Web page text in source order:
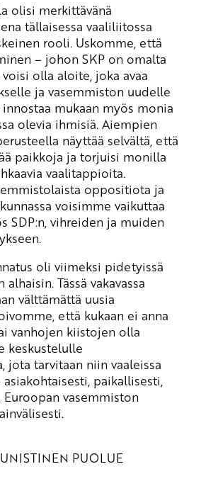
olisi merkittävänä
tällaisessa vaaliliitossa
rooli. Uskomme, että
– johon SKP on omalta
olla aloite, joka avaa
ja vasemmiston uudelle
mukaan myös monia
olevia ihmisiä. Aiempien
näyttää selvältä, että
paikkoja ja torjuisi monilla
vaalitappioita.
oppositiota ja
voisimme vaikuttaa
SDP:n, vihreiden ja muiden
oli viimeksi pidetyissä
Tässä vakavassa
välttämättä uusia
että kukaan ei anna
vanhojen kiistojen olla
keskustelulle
jota tarvitaan niin vaaleissa
paikallisesti,
vasemmiston
PUOLUE